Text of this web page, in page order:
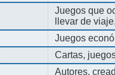
Juegos que
llevar de
Juegos
Cartas,
Autores,